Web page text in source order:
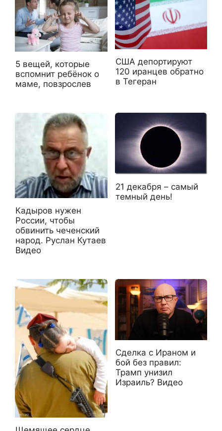
5 вещей, которые
вспомнит ребёнок о
маме, повзрослев
США депортируют
120 иранцев обратно
в Тегеран
Кадыров нужен
России, чтобы
обвинить чеченский
народ. Руслан Кутаев
Видео
21 декабря – самый
темный день!
Сделка с Ираном и
бой без правил:
Трамп унизил
Израиль? Видео